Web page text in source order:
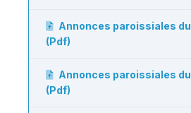
Annonces paroissiales du
(Pdf)
Annonces paroissiales du
(Pdf)